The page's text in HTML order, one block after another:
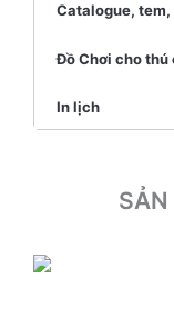
Catalogue, tem,
Đồ Chơi cho thú
In lịch
SẢN